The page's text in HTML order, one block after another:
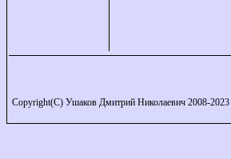
Copyright(C) Ушаков Дмитрий Николаевич 2008-2023